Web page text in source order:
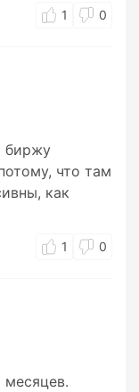
1 0
биржу
что там
как
1 0
месяцев.